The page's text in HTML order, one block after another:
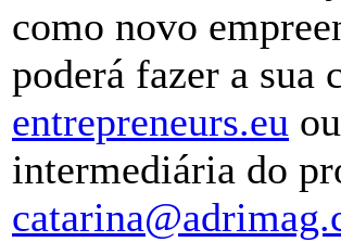
como novo
poderá fazer a sua
entrepreneurs.eu
intermediária do